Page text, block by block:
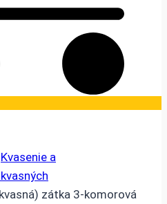
Kvasenie a
zátka 3-komorová